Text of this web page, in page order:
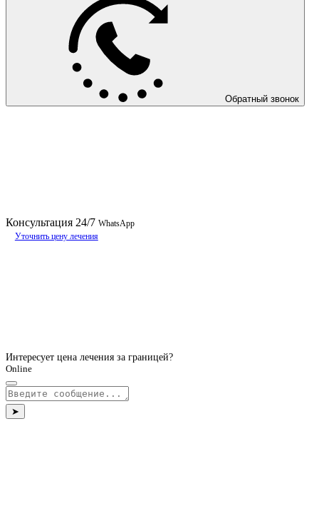
Обратный звонок
Консультация 24/7 WhatsApp
Уточнить цену лечения
Интересует цена лечения за границей?
Online
➤